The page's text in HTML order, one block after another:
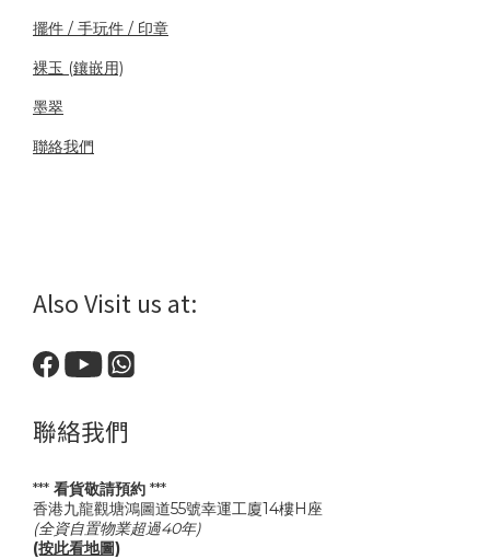
擺件 / 手玩件 / 印章
裸玉 (鑲嵌用)
墨翠
聯絡我們
Also Visit us at:
聯絡我們
*** 看貨敬請預約 ***
香港九龍觀塘鴻圖道55號幸運工廈14樓H座
(全資自置物業超過40年)
(按此看地圖)